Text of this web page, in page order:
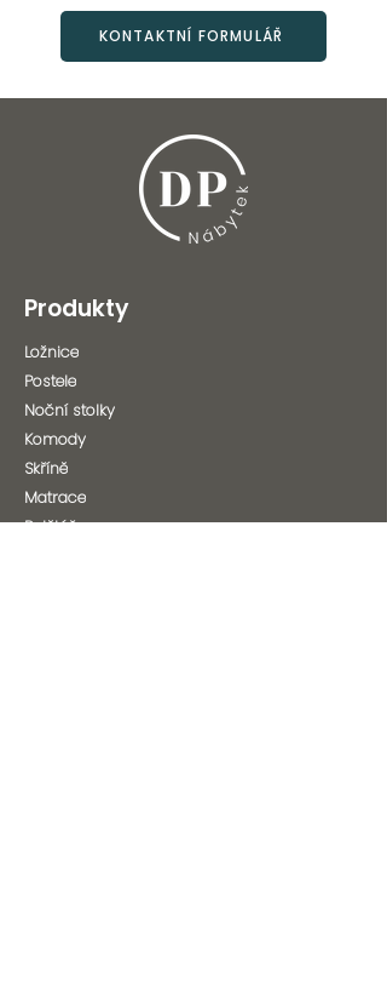
KONTAKTNÍ FORMULÁŘ
Produkty
Ložnice
Postele
Noční stolky
Komody
Skříně
Matrace
Polštáře